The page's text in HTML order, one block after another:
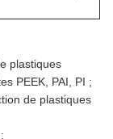
plastiques
PEEK, PAI, PI ;
de plastiques